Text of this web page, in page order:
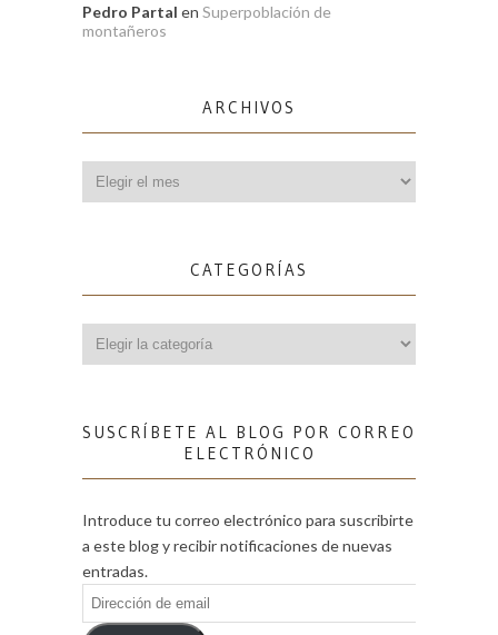
Pedro Partal en Superpoblación de
montañeros
ARCHIVOS
CATEGORÍAS
SUSCRÍBETE AL BLOG POR CORREO
ELECTRÓNICO
Introduce tu correo electrónico para suscribirte
a este blog y recibir notificaciones de nuevas
entradas.
Dirección
de